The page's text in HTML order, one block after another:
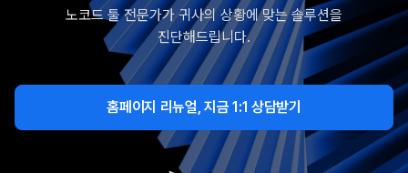
노코드 툴 전문가가 귀사의 상황에 맞는 솔루션을
진단해드립니다.
홈페이지 리뉴얼, 지금 1:1 상담받기